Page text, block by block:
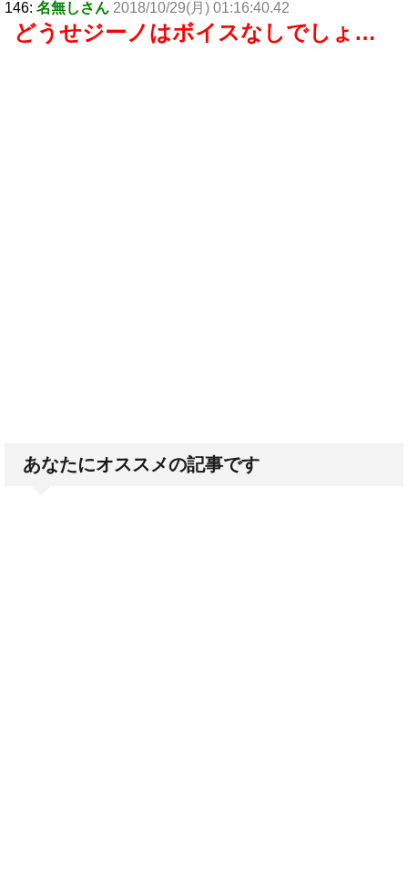
146: 名無しさん 2018/10/29(月) 01:16:40.42
どうせジーノはボイスなしでしょ…
あなたにオススメの記事です